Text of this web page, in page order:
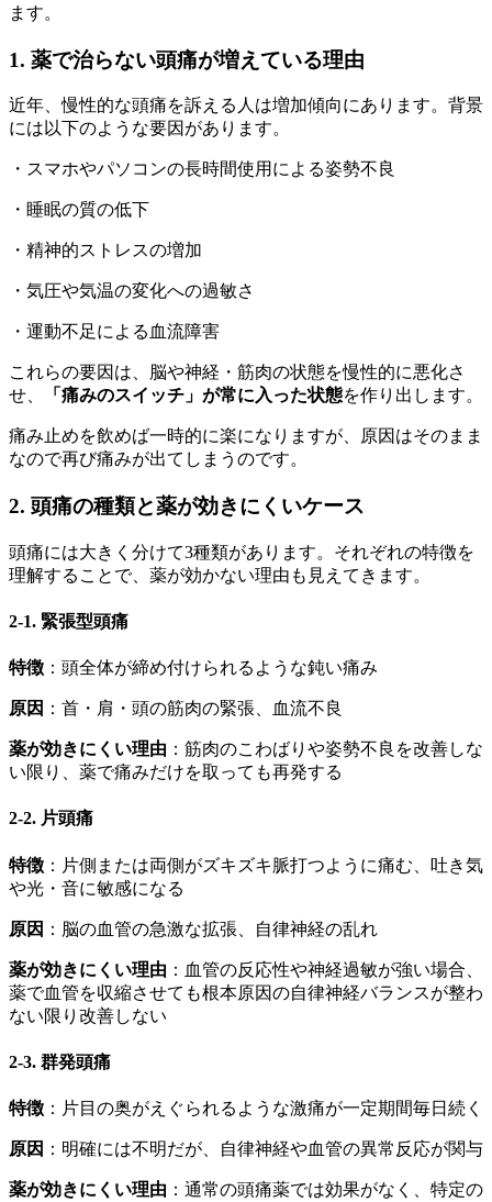
ます。
1. 薬で治らない頭痛が増えている理由
近年、慢性的な頭痛を訴える人は増加傾向にあります。背景
には以下のような要因があります。
・スマホやパソコンの長時間使用による姿勢不良
・睡眠の質の低下
・精神的ストレスの増加
・気圧や気温の変化への過敏さ
・運動不足による血流障害
これらの要因は、脳や神経・筋肉の状態を慢性的に悪化さ
せ、
「痛みのスイッチ」が常に入った状態を作り出します。
痛み止めを飲めば一時的に楽になりますが、原因はそのまま
なので再び痛みが出てしまうのです。
2. 頭痛の種類と薬が効きにくいケース
頭痛には大きく分けて3種類があります。それぞれの特徴を
理解することで、薬が効かない理由も見えてきます。
2-1. 緊張型頭痛
特徴 ：頭全体が締め付けられるような鈍い痛み
原因 ：首・肩・頭の筋肉の緊張、血流不良
薬が効きにくい理由 ：筋肉のこわばりや姿勢不良を改善しな
い限り、薬で痛みだけを取っても再発する
2-2. 片頭痛
特徴 ：片側または両側がズキズキ脈打つように痛む、吐き気
や光・音に敏感になる
原因 ：脳の血管の急激な拡張、自律神経の乱れ
薬が効きにくい理由 ：血管の反応性や神経過敏が強い場合、
薬で血管を収縮させても根本原因の自律神経バランスが整わ
ない限り改善しない
2-3. 群発頭痛
特徴 ：片目の奥がえぐられるような激痛が一定期間毎日続く
原因 ：明確には不明だが、自律神経や血管の異常反応が関与
薬が効きにくい理由 ：通常の頭痛薬では効果がなく、特定の